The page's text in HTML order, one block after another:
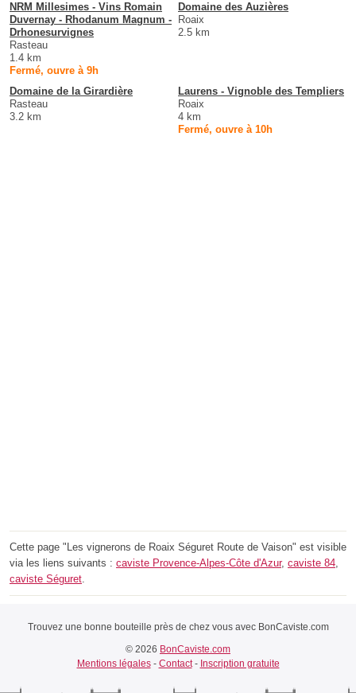
NRM Millesimes - Vins Romain
Duvernay - Rhodanum Magnum -
Drhonesurvignes
Rasteau
1.4 km
Fermé, ouvre à 9h
Domaine des Auzières
Roaix
2.5 km
Domaine de la Girardière
Rasteau
3.2 km
Laurens - Vignoble des Templiers
Roaix
4 km
Fermé, ouvre à 10h
Cette page "Les vignerons de Roaix Séguret Route de Vaison" est visible
via les liens suivants : caviste Provence-Alpes-Côte d'Azur, caviste 84,
caviste Séguret.
Trouvez une bonne bouteille près de chez vous avec BonCaviste.com
© 2026 BonCaviste.com
Mentions légales- Contact- Inscription gratuite